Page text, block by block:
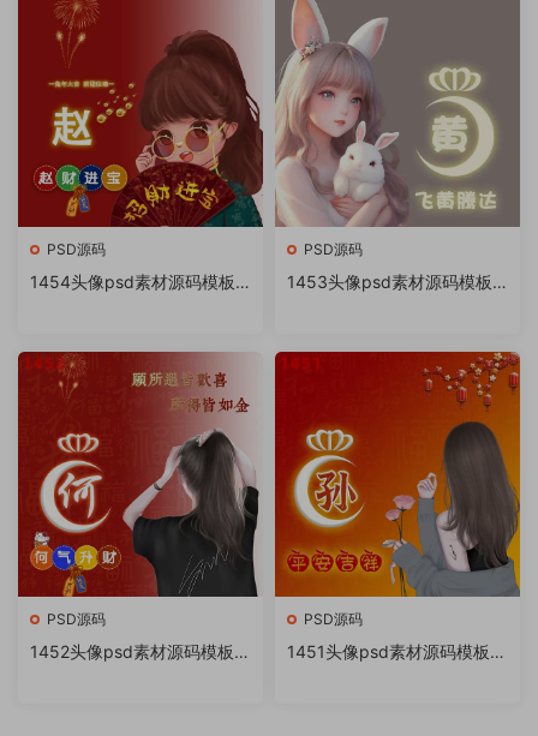
PSD源码
1454头像psd素材源码模板
作教程软件
PSD源码
1453头像psd素材源码模板
作教程软件
PSD源码
1452头像psd素材源码模板源
PSD源码
1451头像psd素材源码模板源